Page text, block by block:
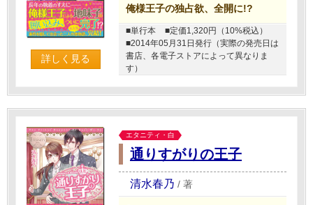
詳しく見る
俺様王子の独占欲、全開に!?
■単行本
■定価1,320円（10%税込）
■2014年05月31日発行（実際の発売日は
書店、各電子ストアによって異なりま
す）
エタニティ・白
通りすがりの王子
清水春乃 / 著